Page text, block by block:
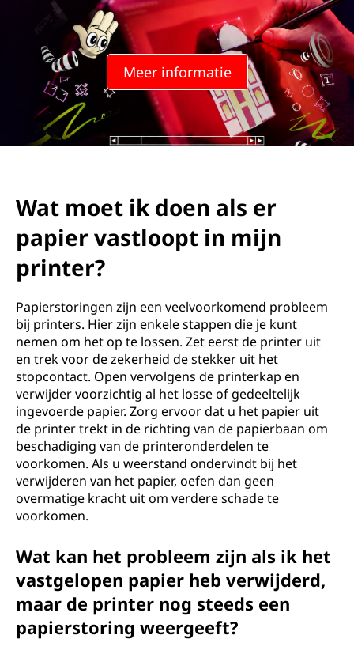
Meer informatie
Wat moet ik doen als er
papier vastloopt in mijn
printer?
Papierstoringen zijn een veelvoorkomend probleem
bij printers. Hier zijn enkele stappen die je kunt
nemen om het op te lossen. Zet eerst de printer uit
en trek voor de zekerheid de stekker uit het
stopcontact. Open vervolgens de printerkap en
verwijder voorzichtig al het losse of gedeeltelijk
ingevoerde papier. Zorg ervoor dat u het papier uit
de printer trekt in de richting van de papierbaan om
beschadiging van de printeronderdelen te
voorkomen. Als u weerstand ondervindt bij het
verwijderen van het papier, oefen dan geen
overmatige kracht uit om verdere schade te
voorkomen.
Wat kan het probleem zijn als ik het
vastgelopen papier heb verwijderd,
maar de printer nog steeds een
papierstoring weergeeft?